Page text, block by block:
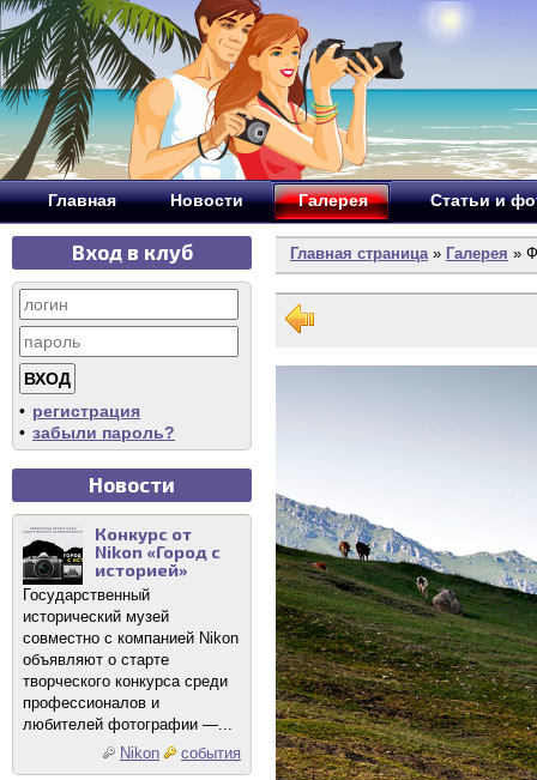
Главная Новости Галерея Статьи и
Вход в клуб
• регистрация
• забыли пароль?
Новости
Конкурс от
Nikon «Город с
историей»
Государственный
исторический музей
совместно с компанией Nikon
объявляют о старте
творческого конкурса среди
профессионалов и
любителей фотографии —...
Nikon
события
Главная страница» Галерея »